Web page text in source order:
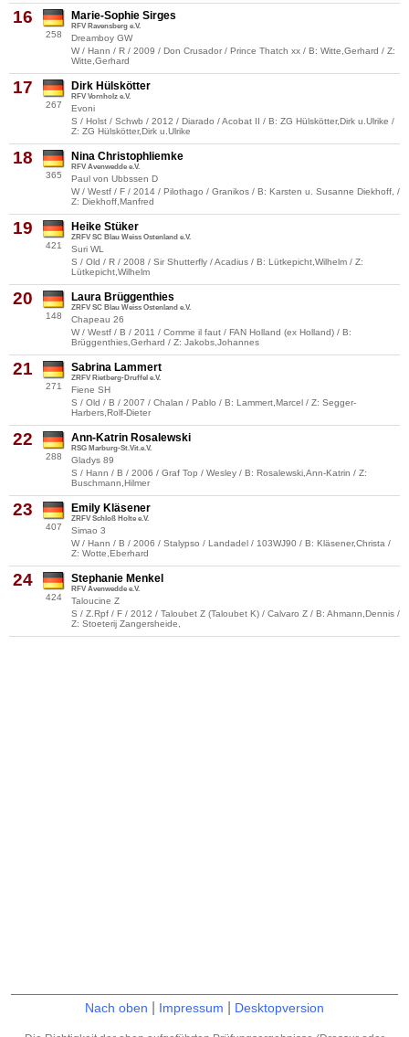
16
258
Marie-Sophie Sirges
RFV Ravensberg e.V.
Dreamboy GW
W / Hann / R / 2009 / Don Crusador / Prince Thatch xx / B: Witte,Gerhard / Z:
Witte,Gerhard
17
267
Dirk Hülskötter
RFV Vornholz e.V.
Evoni
S / Holst / Schwb / 2012 / Diarado / Acobat II / B: ZG Hülskötter,Dirk u.Ulrike /
Z: ZG Hülskötter,Dirk u.Ulrike
18
365
Nina Christophliemke
RFV Avenwedde e.V.
Paul von Ubbssen D
W / Westf / F / 2014 / Pilothago / Granikos / B: Karsten u. Susanne Diekhoff, /
Z: Diekhoff,Manfred
19
421
Heike Stüker
ZRFV SC Blau Weiss Ostenland e.V.
Suri WL
S / Old / R / 2008 / Sir Shutterfly / Acadius / B: Lütkepicht,Wilhelm / Z:
Lütkepicht,Wilhelm
20
148
Laura Brüggenthies
ZRFV SC Blau Weiss Ostenland e.V.
Chapeau 26
W / Westf / B / 2011 / Comme il faut / FAN Holland (ex Holland) / B:
Brüggenthies,Gerhard / Z: Jakobs,Johannes
21
271
Sabrina Lammert
ZRFV Rietberg-Druffel e.V.
Fiene SH
S / Old / B / 2007 / Chalan / Pablo / B: Lammert,Marcel / Z: Segger-
Harbers,Rolf-Dieter
22
288
Ann-Katrin Rosalewski
RSG Marburg-St.Vit.e.V.
Gladys 89
S / Hann / B / 2006 / Graf Top / Wesley / B: Rosalewski,Ann-Katrin / Z:
Buschmann,Hilmer
23
407
Emily Kläsener
ZRFV Schloß Holte e.V.
Simao 3
W / Hann / B / 2006 / Stalypso / Landadel / 103WJ90 / B: Kläsener,Christa /
Z: Wotte,Eberhard
24
424
Stephanie Menkel
RFV Avenwedde e.V.
Taloucine Z
S / Z.Rpf / F / 2012 / Taloubet Z (Taloubet K) / Calvaro Z / B: Ahmann,Dennis /
Z: Stoeterij Zangersheide,
Nach oben Impressum Desktopversion